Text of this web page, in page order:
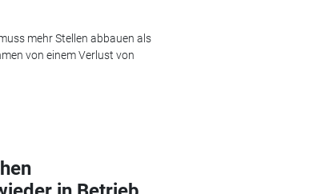
mehr Stellen abbauen als
von einem Verlust von